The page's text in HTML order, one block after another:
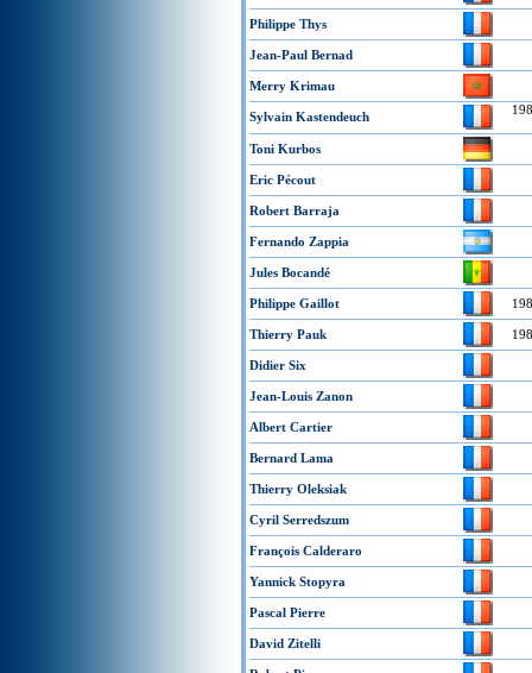
Philippe Thys
Jean-Paul Bernad
Merry Krimau
Sylvain Kastendeuch
Toni Kurbos
Eric Pécout
Robert Barraja
Fernando Zappia
Jules Bocandé
Philippe Gaillot
Thierry Pauk
Didier Six
Jean-Louis Zanon
Albert Cartier
Bernard Lama
Thierry Oleksiak
Cyril Serredszum
François Calderaro
Yannick Stopyra
Pascal Pierre
David Zitelli